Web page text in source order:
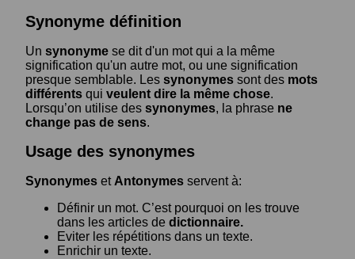
Synonyme définition
Un synonyme se dit d'un mot qui a la même
signification qu'un autre mot, ou une signification
presque semblable. Les synonymes sont des mots
différents qui veulent dire la même chose.
Lorsqu’on utilise des synonymes, la phrase ne
change pas de sens.
Usage des synonymes
Synonymes et Antonymes servent à:
Définir un mot. C’est pourquoi on les trouve
dans les articles de dictionnaire.
Eviter les répétitions dans un texte.
Enrichir un texte.